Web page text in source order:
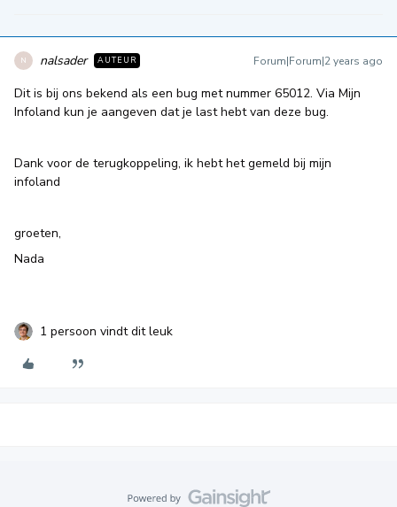
N nalsader AUTEUR Forum|Forum|2 years ago
Dit is bij ons bekend als een bug met nummer 65012. Via Mijn
Infoland kun je aangeven dat je last hebt van deze bug.
Dank voor de terugkoppeling, ik hebt het gemeld bij mijn
infoland
groeten,
Nada
1 persoon vindt dit leuk